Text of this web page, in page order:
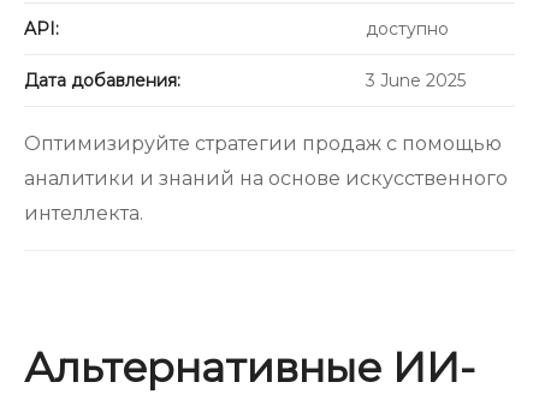
API: доступно
Дата добавления: 3 June 2025
Оптимизируйте стратегии продаж с помощью
аналитики и знаний на основе искусственного
интеллекта.
Альтернативные ИИ-